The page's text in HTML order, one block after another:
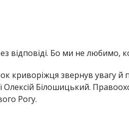
відповіді. Бо ми не любимо,
криворіжця звернув увагу
Олексій Білошицький.
Рогу.